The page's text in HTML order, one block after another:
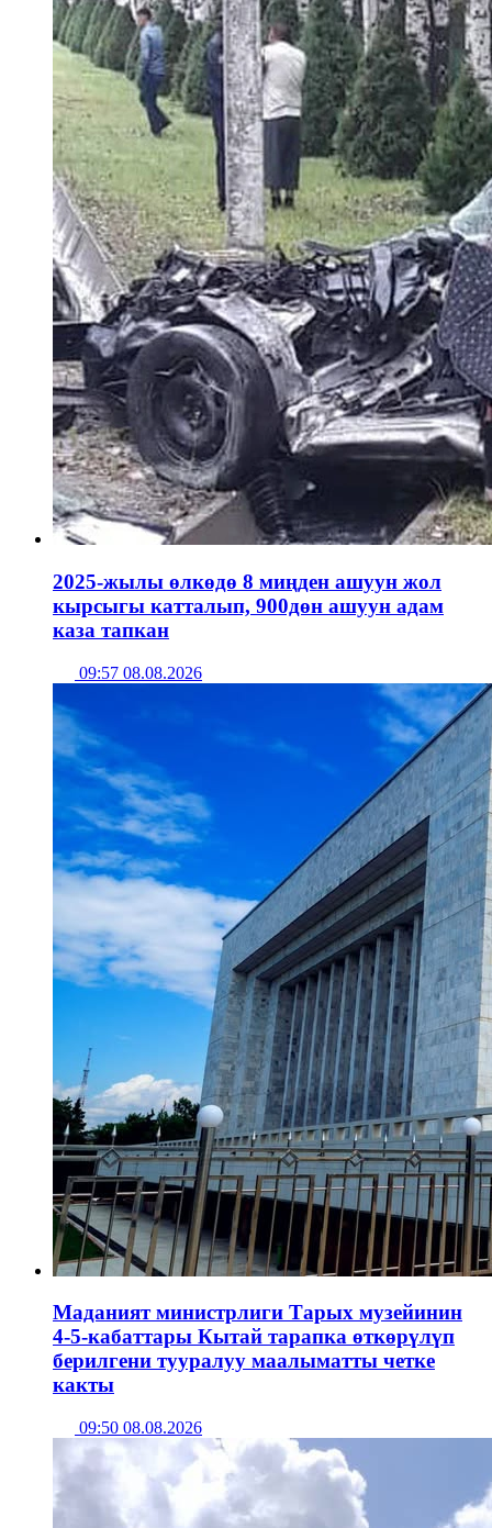
2025-жылы өлкөдө 8 миңден ашуун жол
кырсыгы катталып, 900дөн ашуун адам
каза тапкан
09:57 08.08.2026
Маданият министрлиги Тарых музейинин
4-5-кабаттары Кытай тарапка өткөрүлүп
берилгени тууралуу маалыматты четке
какты
09:50 08.08.2026